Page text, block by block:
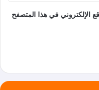
الإلكتروني في هذا المتصفح